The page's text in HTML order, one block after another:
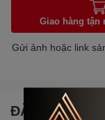
Giao hàng tận
Gửi ảnh hoặc link
ĐẶC ĐIỂM